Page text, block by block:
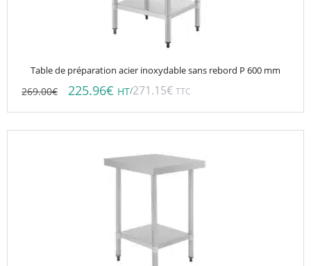
Table de préparation acier inoxydable sans rebord P 600 mm
269.00€ 225.96€ HT/271.15€ TTC